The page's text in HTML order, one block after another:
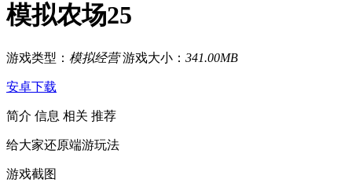
模拟农场25
游戏类型： 模拟经营 游戏大小： 341.00MB
安卓下载
简介 信息 相关 推荐
给大家还原端游玩法
游戏截图